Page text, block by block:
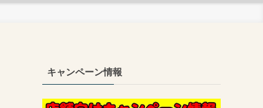
キャンペーン情報